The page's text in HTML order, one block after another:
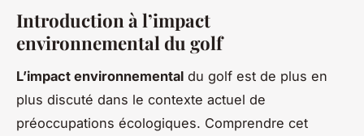
Introduction à l’impact
environnemental du golf
L’impact environnemental du golf est de plus en
plus discuté dans le contexte actuel de
préoccupations écologiques. Comprendre cet